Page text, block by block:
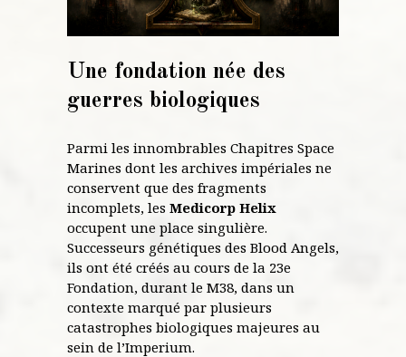
Une fondation née des
guerres biologiques
Parmi les innombrables Chapitres Space
Marines dont les archives impériales ne
conservent que des fragments
incomplets, les Medicorp Helix
occupent une place singulière.
Successeurs génétiques des Blood Angels,
ils ont été créés au cours de la 23e
Fondation, durant le M38, dans un
contexte marqué par plusieurs
catastrophes biologiques majeures au
sein de l’Imperium.